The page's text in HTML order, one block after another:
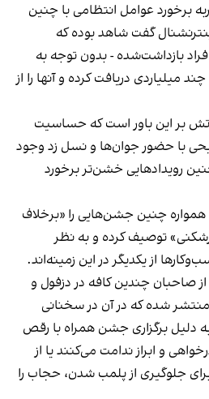
برخورد عوامل انتظامی با چنین
گفت شاهد بوده که
بازداشت‌‌شده - بدون توجه به
میلیاردی دریافت کرده و آنها را از
بر این باور است که حساسیت
با حضور جوان‌ها و نسل زد وجود
رویدادهایی خشن‌تر برخورد
چنین جشن‌هایی را «برخلاف
توصیف کرده و به نظر
از یکدیگر در این زمینه‌اند.
صاحبان چندین کافه در دزفول و
شده که در آن در سخنانی
دلیل برگزاری جشن همراه با رقص
و ابراز ندامت می‌کنند یا از
جلوگیری از پلمب شدن، حجاب را